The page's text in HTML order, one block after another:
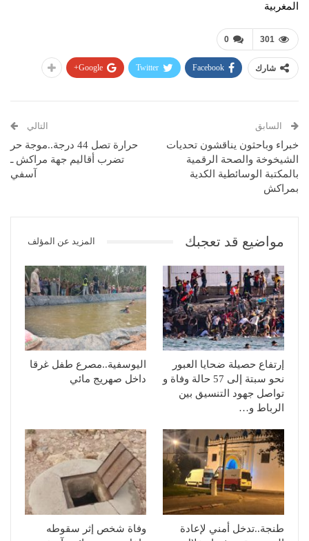
المغربية
0 301
شارك Facebook
Twitter
Google+
السابق
خبراء وباحثون يناقشون تحديات
الشيخوخة والصحة الرقمية
بالمكتبة الوسائطية الكدية
بمراكش
التالي
حرارة تصل 44 درجة..موجة حر
تضرب أقاليم جهة مراكش ـ
آسفي
مواضيع قد تعجبك المزيد عن المؤلف
إرتفاع حصيلة ضحايا العبور
نحو سبتة إلى 57 حالة وفاة و
تواصل جهود التنسيق بين
الرباط و…
اليوسفية..مصرع طفل غرقا
داخل صهريج مائي
طنجة..تدخل أمني لإعادة
وفاة شخص إثر سقوطه